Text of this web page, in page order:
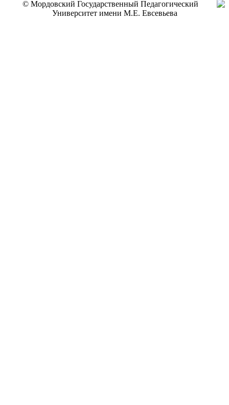
© Мордовский Государственный Педагогический
Университет имени М.Е. Евсевьева